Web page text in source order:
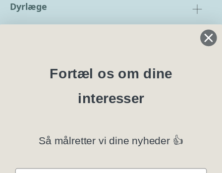
Dyrlæge
Blanketter
Privatlivspolitik
Fortæl os om dine
interesser
Så målretter vi dine nyheder 👍